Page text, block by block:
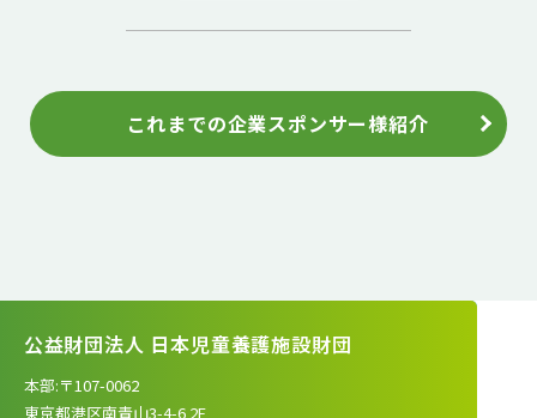
これまでの企業スポンサー様紹介
公益財団法人 日本児童養護施設財団
本部:〒107-0062
東京都港区南青山3-4-6 2F